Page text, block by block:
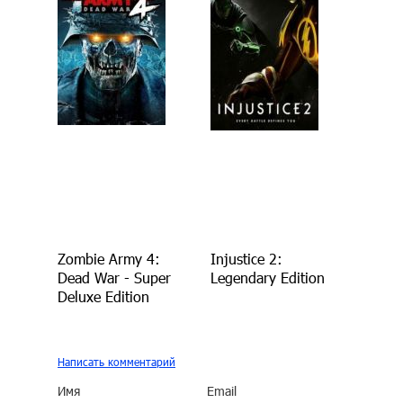
Zombie Army 4:
Dead War - Super
Deluxe Edition
Injustice 2:
Legendary Edition
Написать комментарий
Имя Email